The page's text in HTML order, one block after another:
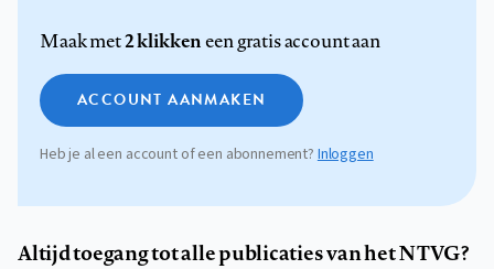
Maak met2 klikkeneen gratis account aan
ACCOUNT AANMAKEN
Heb je al een account of een abonnement?Inloggen
Altijd toegang tot alle publicaties van het NTVG?